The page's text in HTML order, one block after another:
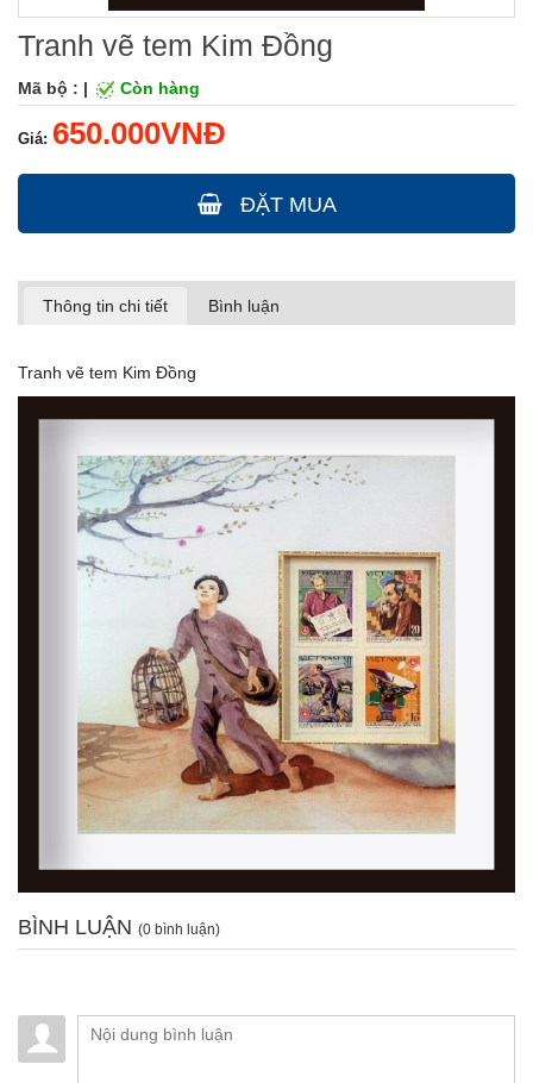
Tranh vẽ tem Kim Đồng
Mã bộ : | Còn hàng
Giá: 650.000VNĐ
ĐẶT MUA
Thông tin chi tiết Bình luận
Tranh vẽ tem Kim Đồng
BÌNH LUẬN (0 bình luận)